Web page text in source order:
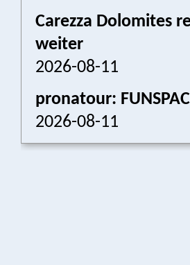
Carezza Dolomites
weiter
2026-08-11
pronatour:
2026-08-11